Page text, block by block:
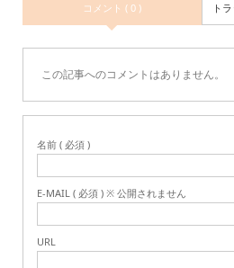
コメント ( 0 ) ト
この記事へのコメントはありません。
名前 ( 必須 )
E-MAIL ( 必須 ) ※ 公開されません
URL